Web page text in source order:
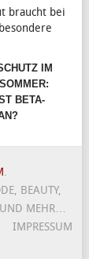
IM
BETA-
.
BEAUTY,
UND MEHR…
IMPRESSUM